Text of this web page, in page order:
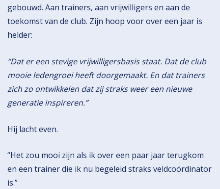
gebouwd. Aan trainers, aan vrijwilligers en aan de
toekomst van de club. Zijn hoop voor over een jaar is
helder:
“Dat er een stevige vrijwilligersbasis staat. Dat de club
mooie ledengroei heeft doorgemaakt. En dat trainers
zich zo ontwikkelen dat zij straks weer een nieuwe
generatie inspireren.”
Hij lacht even.
“Het zou mooi zijn als ik over een paar jaar terugkom
en een trainer die ik nu begeleid straks veldcoördinator
is.”